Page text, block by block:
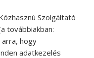
Szolgáltató
továbbiakban:
hogy
adatkezelés